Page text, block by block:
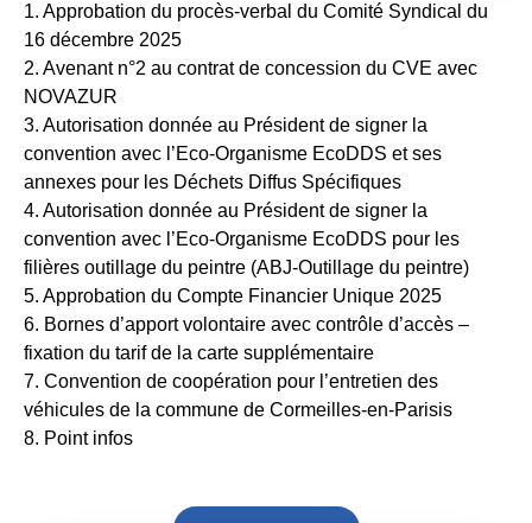
1. Approbation du procès-verbal du Comité Syndical du
16 décembre 2025
2. Avenant n°2 au contrat de concession du CVE avec
NOVAZUR
3. Autorisation donnée au Président de signer la
convention avec l’Eco-Organisme EcoDDS et ses
annexes pour les Déchets Diffus Spécifiques
4. Autorisation donnée au Président de signer la
convention avec l’Eco-Organisme EcoDDS pour les
filières outillage du peintre (ABJ-Outillage du peintre)
5. Approbation du Compte Financier Unique 2025
6. Bornes d’apport volontaire avec contrôle d’accès –
fixation du tarif de la carte supplémentaire
7. Convention de coopération pour l’entretien des
véhicules de la commune de Cormeilles-en-Parisis
8. Point infos